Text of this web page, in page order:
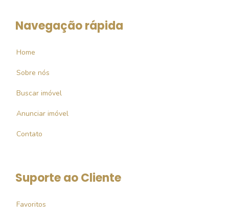
Navegação rápida
Home
Sobre nós
Buscar imóvel
Anunciar imóvel
Contato
Suporte ao Cliente
Favoritos